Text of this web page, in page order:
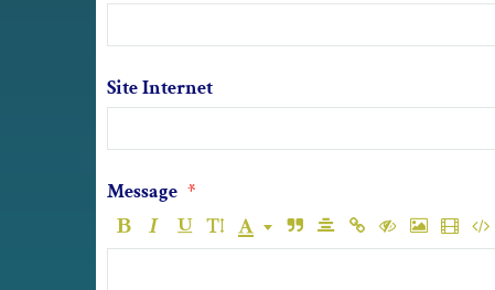
Site Internet
Message